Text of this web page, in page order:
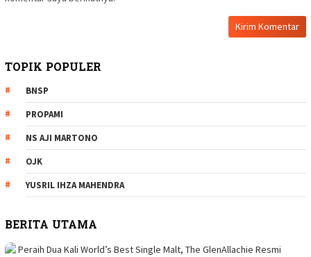
TOPIK POPULER
BNSP
PROPAMI
NS AJI MARTONO
OJK
YUSRIL IHZA MAHENDRA
BERITA UTAMA